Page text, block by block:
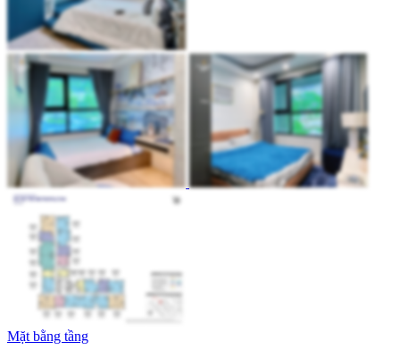
Mặt bằng tầng